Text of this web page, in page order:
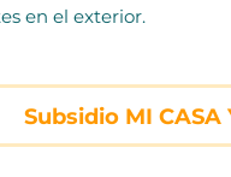
en el exterior.
Subsidio MI CASA